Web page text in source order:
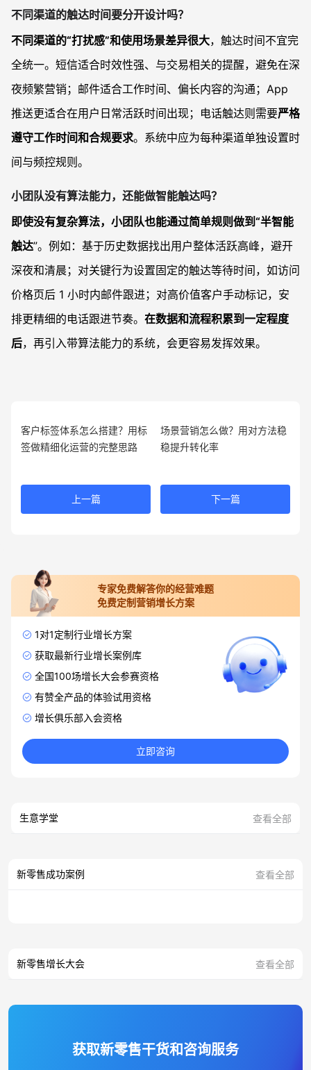
不同渠道的触达时间要分开设计吗？
不同渠道的“打扰感”和使用场景差异很大，触达时间不宜完
全统一。短信适合时效性强、与交易相关的提醒，避免在深
夜频繁营销；邮件适合工作时间、偏长内容的沟通；App
推送更适合在用户日常活跃时间出现；电话触达则需要严格
遵守工作时间和合规要求。系统中应为每种渠道单独设置时
间与频控规则。
小团队没有算法能力，还能做智能触达吗？
即使没有复杂算法，小团队也能通过简单规则做到“半智能
触达”。例如：基于历史数据找出用户整体活跃高峰，避开
深夜和清晨；对关键行为设置固定的触达等待时间，如访问
价格页后 1 小时内邮件跟进；对高价值客户手动标记，安
排更精细的电话跟进节奏。 在数据和流程积累到一定程度
后，再引入带算法能力的系统，会更容易发挥效果。
客户标签体系怎么搭建？用标
签做精细化运营的完整思路
上一篇
场景营销怎么做？用对方法稳
稳提升转化率
下一篇
专家免费解答你的经营难题
免费定制营销增长方案
1对1定制行业增长方案
获取最新行业增长案例库
全国100场增长大会参赛资格
有赞全产品的体验试用资格
增长俱乐部入会资格
立即咨询
生意学堂 查看全部
新零售成功案例 查看全部
新零售增长大会 查看全部
获取新零售干货和咨询服务